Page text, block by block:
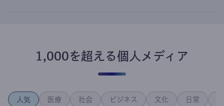
1,000を超える個人メディア
人気 医療 社会 ビジネス 文化 日常